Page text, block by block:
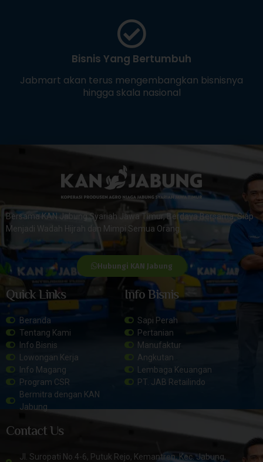
Bisnis Yang Bertumbuh
Jabmart akan terus mengembangkan bisnisnya
hingga skala nasional
Bersama KAN Jabung Syariah Jawa Timur, Berdaya Bersama. Siap
Menjadi Wadah Hijrah dan Mimpi Semua Orang.
Hubungi KAN Jabung
Quick Links
Beranda
Tentang Kami
Info Bisnis
Lowongan Kerja
Info Magang
Program CSR
Bermitra dengan KAN
Jabung
Info Bisnis
Sapi Perah
Pertanian
Manufaktur
Angkutan
Lembaga Keuangan
PT. JAB Retailindo
Contact Us
Jl. Suropati No.4-6, Putuk Rejo, Kemantren, Kec. Jabung,